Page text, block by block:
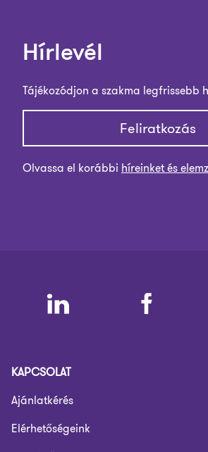
Hírlevél
Tájékozódjon a szakma legfrissebb
Feliratkozás
Olvassa el korábbi híreinket és
KAPCSOLAT
Ajánlatkérés
Elérhetőségeink